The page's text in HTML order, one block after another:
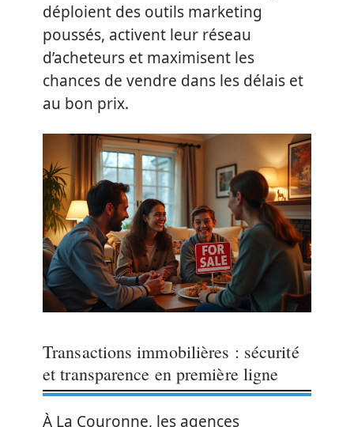
déploient des outils marketing
poussés, activent leur réseau
d’acheteurs et maximisent les
chances de vendre dans les délais et
au bon prix.
Transactions immobilières : sécurité
et transparence en première ligne
À La Couronne, les agences